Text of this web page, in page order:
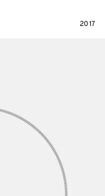
2017